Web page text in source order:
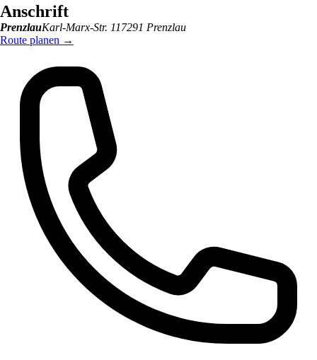
Anschrift
PrenzlauKarl-Marx-Str. 117291 Prenzlau
Route planen →